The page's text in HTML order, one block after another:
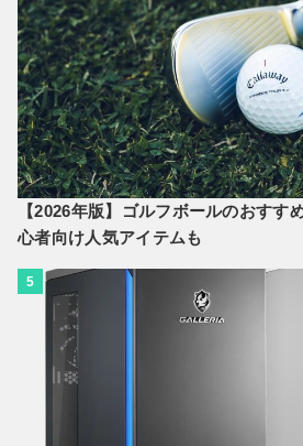
【2026年版】ゴルフボールのおすす
心者向け人気アイテムも
5